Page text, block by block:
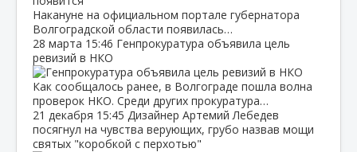
Накануне на официальном портале губернатора
Волгоградской области появилась…
28 марта 15:46 Генпрокуратура объявила цель
ревизий в НКО
Как сообщалось ранее, в Волгограде пошла волна
проверок НКО. Среди других прокуратура…
21 декабря 15:45 Дизайнер Артемий Лебедев
посягнул на чувства верующих, грубо назвав мощи
святых "коробкой с перхотью"